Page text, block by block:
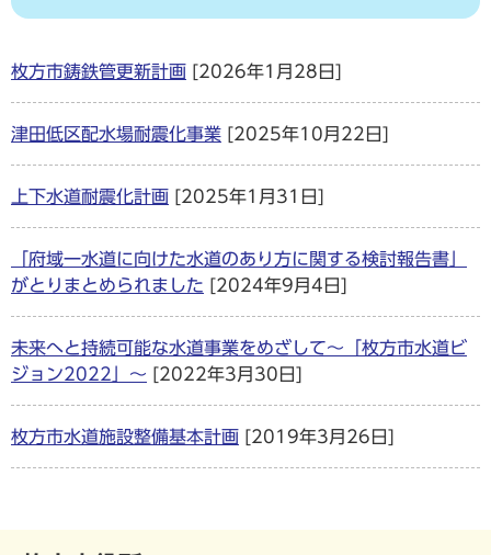
枚方市鋳鉄管更新計画 [2026年1月28日]
津田低区配水場耐震化事業 [2025年10月22日]
上下水道耐震化計画 [2025年1月31日]
「府域一水道に向けた水道のあり方に関する検討報告書」
がとりまとめられました [2024年9月4日]
未来へと持続可能な水道事業をめざして～「枚方市水道ビ
ジョン2022」～ [2022年3月30日]
枚方市水道施設整備基本計画 [2019年3月26日]